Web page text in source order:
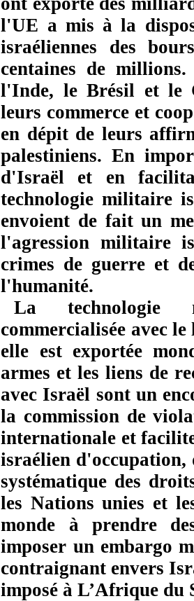
l'UE a mis à la
israéliennes des
centaines de millions.
l'Inde, le Brésil et le
leurs commerce et
en dépit de leurs
palestiniens. En
d'Israël et en
technologie militaire
envoient de fait un
l'agression militaire
crimes de guerre et
l'humanité.
La technologie
commercialisée avec
elle est exportée
armes et les liens de
avec Israël sont un
la commission de
internationale et
israélien d'occupation,
systématique des
les Nations unies et
monde à prendre
imposer un embargo
contraignant envers
imposé à L’Afrique